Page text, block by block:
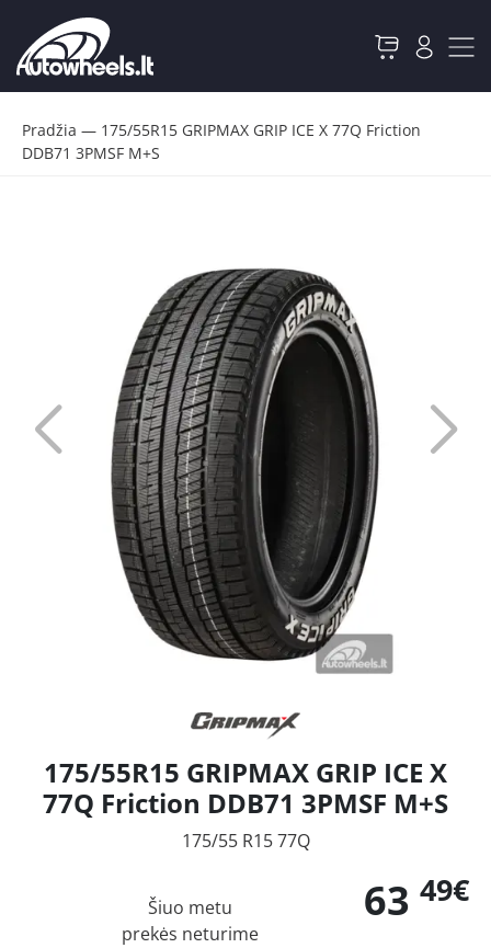
Pradžia — 175/55R15 GRIPMAX GRIP ICE X 77Q Friction
DDB71 3PMSF M+S
175/55R15 GRIPMAX GRIP ICE X
77Q Friction DDB71 3PMSF M+S
175/55 R15 77Q
63 49€
Šiuo metu
prekės neturime